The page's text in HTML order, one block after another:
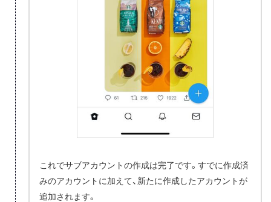
これでサブアカウントの作成は完了です。すでに作成済
みのアカウントに加えて、新たに作成したアカウントが
追加されます。